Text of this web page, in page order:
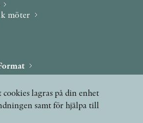
möter
lagras på din enhet
samt för hjälpa till